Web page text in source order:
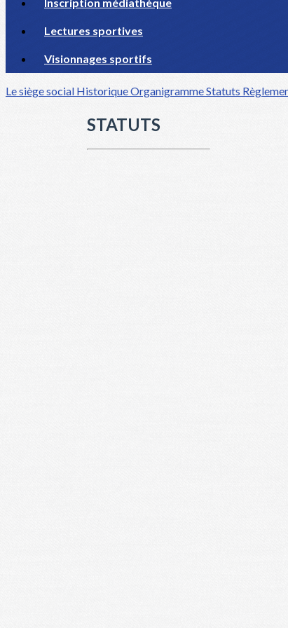
Lectures sportives
Visionnages sportifs
Le siège social HistoriqueOrganigrammeStatuts
STATUTS